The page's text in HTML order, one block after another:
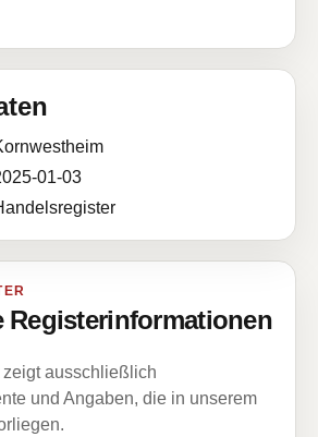
01-03
Registerinformationen
ausschließlich
und Angaben, die in unserem